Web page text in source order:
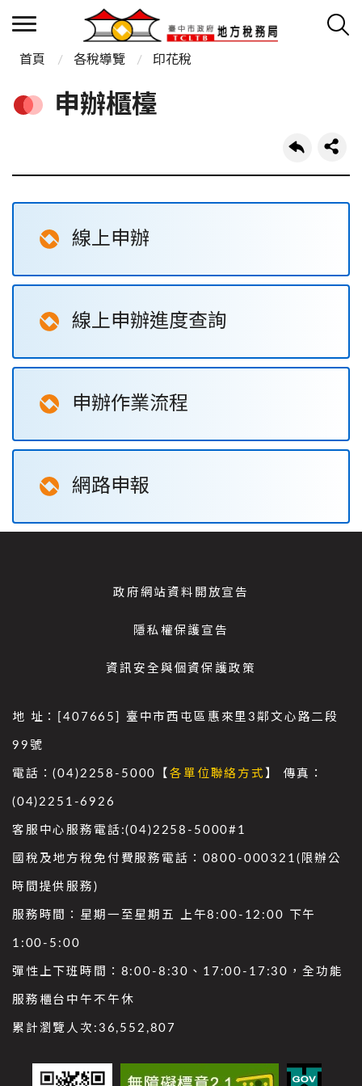
首頁 各稅導覽 印花稅
申辦櫃檯
線上申辦
線上申辦進度查詢
申辦作業流程
網路申報
政府網站資料開放宣告
隱私權保護宣告
資訊安全與個資保護政策
地 址：[407665] 臺中市西屯區惠來里3鄰文心路二段
99號
電話：(04)2258-5000【各單位聯絡方式 】 傳真：
(04)2251-6926
客服中心服務電話:(04)2258-5000#1
國稅及地方稅免付費服務電話：0800-000321(限辦公
時間提供服務)
服務時間：星期一至星期五 上午8:00-12:00 下午
1:00-5:00
彈性上下班時間：8:00-8:30、17:00-17:30，全功能
服務櫃台中午不午休
累計瀏覽人次: 36,552,807